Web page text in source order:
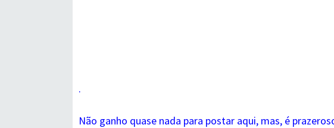
.
Não ganho quase nada para postar aqui, mas, é